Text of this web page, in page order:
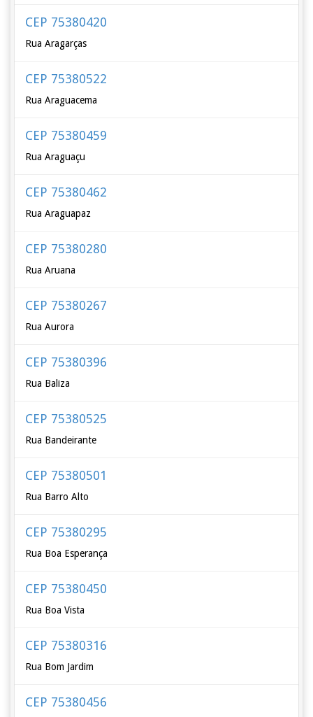
CEP 75380420
Rua Aragarças
CEP 75380522
Rua Araguacema
CEP 75380459
Rua Araguaçu
CEP 75380462
Rua Araguapaz
CEP 75380280
Rua Aruana
CEP 75380267
Rua Aurora
CEP 75380396
Rua Baliza
CEP 75380525
Rua Bandeirante
CEP 75380501
Rua Barro Alto
CEP 75380295
Rua Boa Esperança
CEP 75380450
Rua Boa Vista
CEP 75380316
Rua Bom Jardim
CEP 75380456